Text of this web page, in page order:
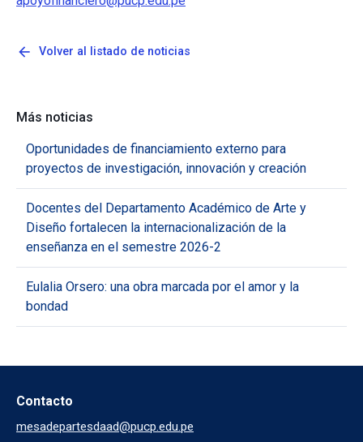
arrow_back Volver al listado de noticias
Más noticias
Oportunidades de financiamiento externo para
proyectos de investigación, innovación y creación
Docentes del Departamento Académico de Arte y
Diseño fortalecen la internacionalización de la
enseñanza en el semestre 2026-2
Eulalia Orsero: una obra marcada por el amor y la
bondad
Contacto
mesadepartesdaad@pucp.edu.pe